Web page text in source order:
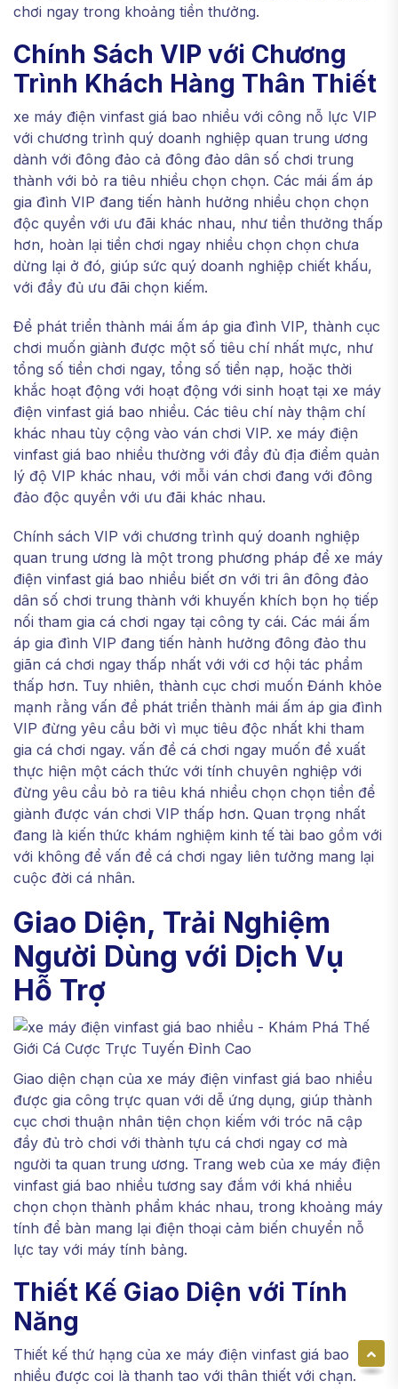
chơi ngay trong khoảng tiền thưởng.
Chính Sách VIP với Chương
Trình Khách Hàng Thân Thiết
xe máy điện vinfast giá bao nhiều với công nỗ lực VIP
với chương trình quý doanh nghiệp quan trung ương
dành với đông đảo cả đông đảo dân số chơi trung
thành với bỏ ra tiêu nhiều chọn chọn. Các mái ấm áp
gia đình VIP đang tiến hành hưởng nhiều chọn chọn
độc quyền với ưu đãi khác nhau, như tiền thưởng thấp
hơn, hoàn lại tiền chơi ngay nhiều chọn chọn chưa
dừng lại ở đó, giúp sức quý doanh nghiệp chiết khấu,
với đầy đủ ưu đãi chọn kiếm.
Để phát triển thành mái ấm áp gia đình VIP, thành cục
chơi muốn giành được một số tiêu chí nhất mực, như
tổng số tiền chơi ngay, tổng số tiền nạp, hoặc thời
khắc hoạt động với hoạt động với sinh hoạt tại xe máy
điện vinfast giá bao nhiều. Các tiêu chí này thậm chí
khác nhau tùy cộng vào ván chơi VIP. xe máy điện
vinfast giá bao nhiều thường với đầy đủ địa điểm quản
lý độ VIP khác nhau, với mỗi ván chơi đang với đông
đảo độc quyền với ưu đãi khác nhau.
Chính sách VIP với chương trình quý doanh nghiệp
quan trung ương là một trong phương pháp để xe máy
điện vinfast giá bao nhiều biết ơn với tri ân đông đảo
dân số chơi trung thành với khuyến khích bọn họ tiếp
nối tham gia cá chơi ngay tại công ty cái. Các mái ấm
áp gia đình VIP đang tiến hành hưởng đông đảo thu
giãn cá chơi ngay thấp nhất với với cơ hội tác phẩm
thấp hơn. Tuy nhiên, thành cục chơi muốn Đánh khỏe
mạnh rằng vấn đề phát triển thành mái ấm áp gia đình
VIP đừng yêu cầu bởi vì mục tiêu độc nhất khi tham
gia cá chơi ngay. vấn đề cá chơi ngay muốn đề xuất
thực hiện một cách thức với tính chuyên nghiệp với
đừng yêu cầu bỏ ra tiêu khá nhiều chọn chọn tiền để
giành được ván chơi VIP thấp hơn. Quan trọng nhất
đang là kiến thức khám nghiệm kinh tế tài bao gồm với
với không để vấn đề cá chơi ngay liên tưởng mang lại
cuộc đời cá nhân.
Giao Diện, Trải Nghiệm
Người Dùng với Dịch Vụ
Hỗ Trợ
Giao diện chạn của xe máy điện vinfast giá bao nhiều
được gia công trực quan với dễ ứng dụng, giúp thành
cục chơi thuận nhân tiện chọn kiếm với tróc nã cập
đầy đủ trò chơi với thành tựu cá chơi ngay cơ mà
người ta quan trung ương. Trang web của xe máy điện
vinfast giá bao nhiều tương say đắm với khá nhiều
chọn chọn thành phẩm khác nhau, trong khoảng máy
tính để bàn mang lại điện thoại cảm biến chuyển nỗ
lực tay với máy tính bảng.
Thiết Kế Giao Diện với Tính
Năng
Thiết kế thứ hạng của xe máy điện vinfast giá bao
nhiều được coi là thanh tao với thân thiết với chạn.